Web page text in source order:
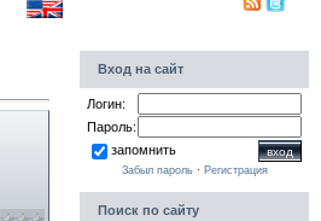
Вход на сайт
Логин:
Пароль:
запомнить
Забыл пароль· Регистрация
Поиск по сайту